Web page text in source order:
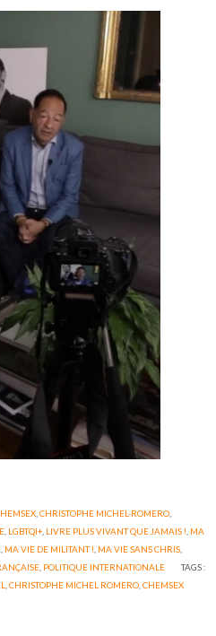
,CHRISTOPHE MICHEL-ROMERO,
, LGBTQI+, LIVRE PLUS VIVANT QUE JAMAIS !, MA
, MA VIE DE MILITANT !, MA VIE SANS CHRIS,
, POLITIQUE INTERNATIONALE
TAGS :
,CHRISTOPHE MICHEL ROMERO,CHEMSEX